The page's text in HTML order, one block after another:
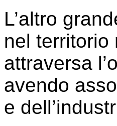
L’altro
nel territorio
attraversa
avendo
e